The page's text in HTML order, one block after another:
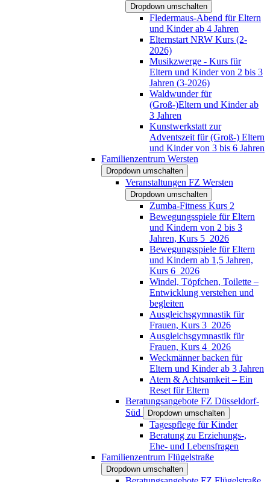
Dropdown umschalten
Fledermaus-Abend für Eltern
und Kinder ab 4 Jahren
Elternstart NRW Kurs (2-
2026)
Musikzwerge - Kurs für
Eltern und Kinder von 2 bis 3
Jahren (3-2026)
Waldwunder für
(Groß-)Eltern und Kinder ab
3 Jahren
Kunstwerkstatt zur
Adventszeit für (Groß-) Eltern
und Kinder von 3 bis 6 Jahren
Familienzentrum Wersten
Dropdown umschalten
Veranstaltungen FZ Wersten
Dropdown umschalten
Zumba-Fitness Kurs 2
Bewegungsspiele für Eltern
und Kindern von 2 bis 3
Jahren, Kurs 5_2026
Bewegungsspiele für Eltern
und Kindern ab 1,5 Jahren,
Kurs 6_2026
Windel, Töpfchen, Toilette –
Entwicklung verstehen und
begleiten
Ausgleichsgymnastik für
Frauen, Kurs 3_2026
Ausgleichsgymnastik für
Frauen, Kurs 4_2026
Weckmänner backen für
Eltern und Kinder ab 3 Jahren
Atem & Achtsamkeit – Ein
Reset für Eltern
Beratungsangebote FZ Düsseldorf-
Süd
Dropdown umschalten
Tagespflege für Kinder
Beratung zu Erziehungs-,
Ehe- und Lebensfragen
Familienzentrum Flügelstraße
Dropdown umschalten